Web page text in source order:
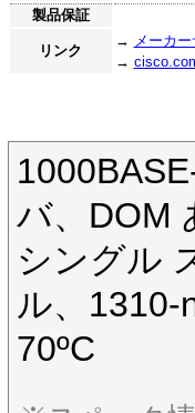
製品保証
リンク
→ メーカー
→
バ、DOM
シングル
ル、1310-
70ºC